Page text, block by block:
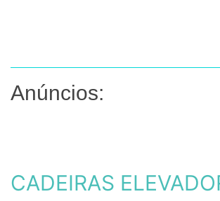
Anúncios:
CADEIRAS